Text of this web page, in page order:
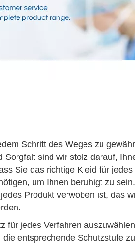
Schritt des Weges zu
sind wir stolz darauf,
Sie das richtige Kleid für jedes
um Ihnen beruhigt zu
Produkt verwoben ist, das
für jedes Verfahren
entsprechende Schutzstufe